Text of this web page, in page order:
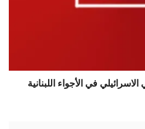
في الأجواء اللبنانية